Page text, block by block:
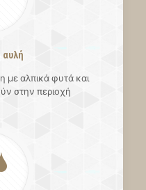
αυλή
αλπικά φυτά και
στην περιοχή